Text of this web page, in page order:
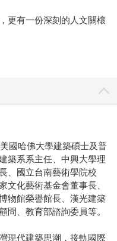
生活而存在─建築是生活
待，國宅是漢先生早年
寒士」的雄心依然旺
與文化的關切，就如漢
情，也為述志。從漢先
一文作為《建築．生活
筆寫人間」，這是漢先
寫出更多的書。
更有一份深刻的人文關櫰
國哈佛大學建築碩士及普
築系系主任、中興大學理
、國立台南藝術學院校
文化藝術基金會董事長、
物館榮譽館長、漢光建築
問、教育部諮詢委員等。
現代建築思潮，接軌國際